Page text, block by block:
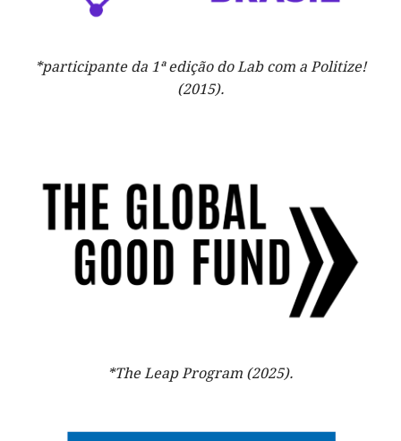
*participante da 1ª edição do Lab com a Politize!
(2015).
*The Leap Program (2025).